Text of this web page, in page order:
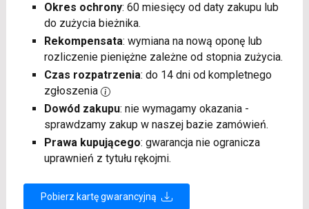
Okres ochrony: 60 miesięcy od daty zakupu lub
do zużycia bieżnika.
Rekompensata: wymiana na nową oponę lub
rozliczenie pieniężne zależne od stopnia zużycia.
Czas rozpatrzenia: do 14 dni od kompletnego
zgłoszenia
Dowód zakupu: nie wymagamy okazania -
sprawdzamy zakup w naszej bazie zamówień.
Prawa kupującego: gwarancja nie ogranicza
uprawnień z tytułu rękojmi.
Pobierz kartę gwarancyjną